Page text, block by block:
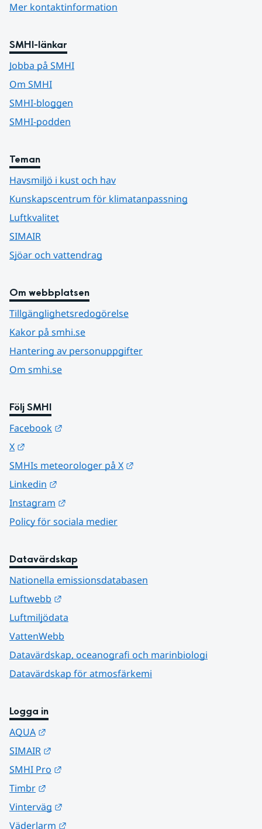
Mer kontaktinformation
SMHI-länkar
Jobba på SMHI
Om SMHI
SMHI-bloggen
SMHI-podden
Teman
Havsmiljö i kust och hav
Kunskapscentrum för klimatanpassning
Luftkvalitet
SIMAIR
Sjöar och vattendrag
Om webbplatsen
Tillgänglighetsredogörelse
Kakor på smhi.se
Hantering av personuppgifter
Om smhi.se
Följ SMHI
Facebook
X
SMHIs meteorologer på X
Linkedin
Instagram
Policy för sociala medier
Datavärdskap
Nationella emissionsdatabasen
Luftwebb
Luftmiljödata
VattenWebb
Datavärdskap, oceanografi och marinbiologi
Datavärdskap för atmosfärkemi
Logga in
AQUA
SIMAIR
SMHI Pro
Timbr
Vinterväg
Väderlarm